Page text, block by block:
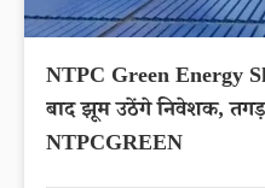
NTPC Green Energy
बाद झूम उठेंगे निवेशक,
NTPCGREEN